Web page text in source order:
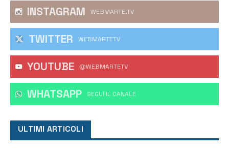
INSTAGRAM WEBMARTE.TV
TWITTER WEBMARTETV
YOUTUBE @WEBMARTETV
WHATSAPP ‎SEGUI IL CANALE
ULTIMI ARTICOLI